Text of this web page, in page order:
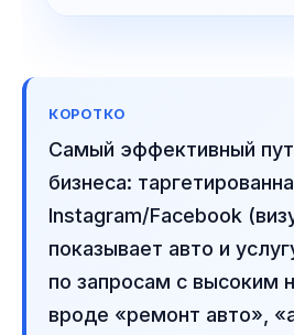
КОРОТКО
Самый эффективный
бизнеса:
Instagram/Facebook
показывает авто и
по запросам с высоким
вроде «ремонт авто»,